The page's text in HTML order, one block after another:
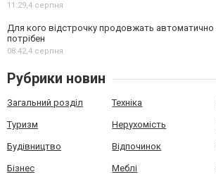
11:29,4 серпня
Для кого відстрочку продовжать автоматично
потрібен
08:42,4 серпня
Рубрики новин
Загальний розділ Техніка
Туризм Нерухомість
Будівництво Відпочинок
Бізнес Меблі